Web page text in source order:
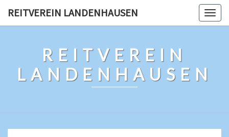
REITVEREIN LANDENHAUSEN
REITVEREIN
LANDENHAUSEN